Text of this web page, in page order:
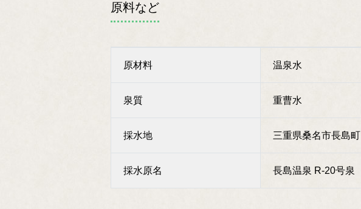
原料など
原材料 温泉水
泉質 重曹水
採水地 三重県桑名市長島町
採水原名 長島温泉 R-20号泉